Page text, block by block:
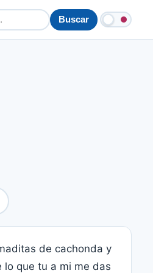
Buscar
de cachonda y
que tu a mi me das